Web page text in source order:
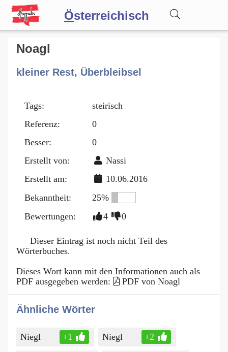
Österreichisch
Wörterbuch
Forum
Blog
Noagl
kleiner Rest, Überbleibsel
Tags:
steirisch
Referenz:
0
Besser:
0
Erstellt von:
Nassi
Erstellt am:
10.06.2016
Bekanntheit:
25%
Bewertungen:
4 0
Dieser Eintrag ist noch nicht Teil des
Wörterbuches.
Dieses Wort kann mit den Informationen auch als
PDF ausgegeben werden:
PDF von Noagl
Ähnliche Wörter
Niegl +1 Niegl +2